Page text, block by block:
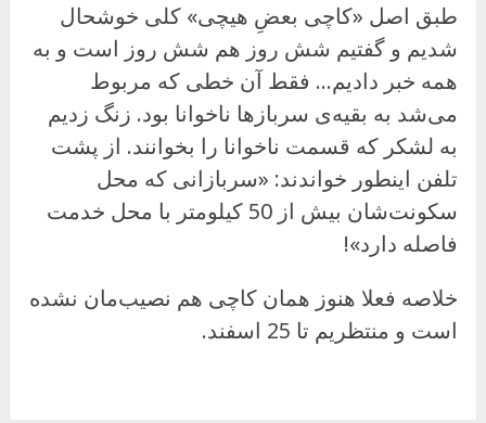
طبق اصل «کاچی بعضِ هیچی» کلی خوشحال
شدیم و گفتیم شش روز هم شش روز است و به
همه خبر دادیم… فقط آن خطی که مربوط
می‌شد به بقیه‌ی سربازها ناخوانا بود. زنگ زدیم
به لشکر که قسمت ناخوانا را بخوانند. از پشت
تلفن اینطور خواندند: «سربازانی که محل
سکونت‌شان بیش از 50 کیلومتر با محل خدمت
فاصله دارد»!
خلاصه فعلا هنوز همان کاچی هم نصیب‌مان نشده
است و منتظریم تا 25 اسفند.